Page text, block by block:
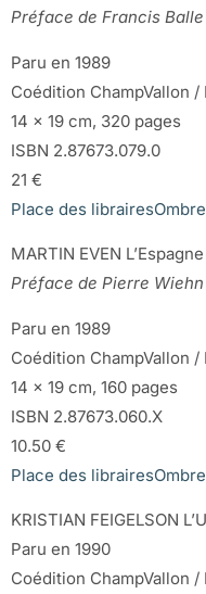
Préface de Francis Balle
Paru en 1989
Coédition ChampVallon /
14 x 19 cm, 320 pages
ISBN 2.87673.079.0
21 €
Place des libraires
MARTIN EVEN
Préface de Pierre Wiehn
Paru en 1989
Coédition ChampVallon /
14 x 19 cm, 160 pages
ISBN 2.87673.060.X
10.50 €
Place des libraires
KRISTIAN FEIGELSON
Paru en 1990
Coédition ChampVallon /